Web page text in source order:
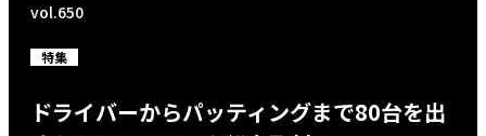
vol.650
特集
ドライバーからパッティングまで80台を出